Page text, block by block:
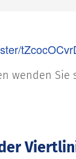
wenden Sie